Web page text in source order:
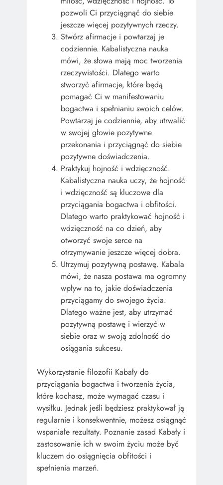
pozwoli Ci przyciągnąć do siebie
jeszcze więcej pozytywnych rzeczy.
Stwórz afirmacje i powtarzaj je
codziennie. Kabalistyczna nauka
mówi, że słowa mają moc tworzenia
rzeczywistości. Dlatego warto
stworzyć afirmacje, które będą
pomagać Ci w manifestowaniu
bogactwa i spełnianiu swoich celów.
Powtarzaj je codziennie, aby utrwalić
w swojej głowie pozytywne
przekonania i przyciągnąć do siebie
pozytywne doświadczenia.
Praktykuj hojność i wdzięczność.
Kabalistyczna nauka uczy, że hojność
i wdzięczność są kluczowe dla
przyciągania bogactwa i obfitości.
Dlatego warto praktykować hojność i
wdzięczność na co dzień, aby
otworzyć swoje serce na
otrzymywanie jeszcze więcej dobra.
Utrzymuj pozytywną postawę. Kabala
mówi, że nasza postawa ma ogromny
wpływ na to, jakie doświadczenia
przyciągamy do swojego życia.
Dlatego ważne jest, aby utrzymać
pozytywną postawę i wierzyć w
siebie oraz w swoją zdolność do
osiągania sukcesu.
Wykorzystanie filozofii Kabały do
przyciągania bogactwa i tworzenia życia,
które kochasz, może wymagać czasu i
wysiłku. Jednak jeśli będziesz praktykował ją
regularnie i konsekwentnie, możesz osiągnąć
wspaniałe rezultaty. Poznanie zasad Kabały i
zastosowanie ich w swoim życiu może być
kluczem do osiągnięcia obfitości i
spełnienia marzeń.